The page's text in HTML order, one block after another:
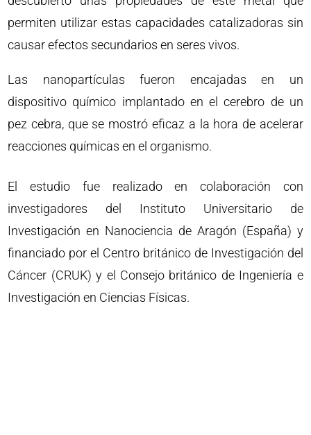
permiten utilizar estas capacidades catalizadoras sin
causar efectos secundarios en seres vivos.
Las nanopartículas fueron encajadas en un
dispositivo químico implantado en el cerebro de un
pez cebra, que se mostró eficaz a la hora de acelerar
reacciones químicas en el organismo.
El estudio fue realizado en colaboración con
investigadores del Instituto Universitario de
Investigación en Nanociencia de Aragón (España) y
financiado por el Centro británico de Investigación del
Cáncer (CRUK) y el Consejo británico de Ingeniería e
Investigación en Ciencias Físicas.